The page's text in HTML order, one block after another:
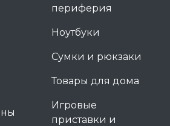
периферия
Ноутбуки
Сумки и рюкзаки
Товары для дома
Игровые
приставки и